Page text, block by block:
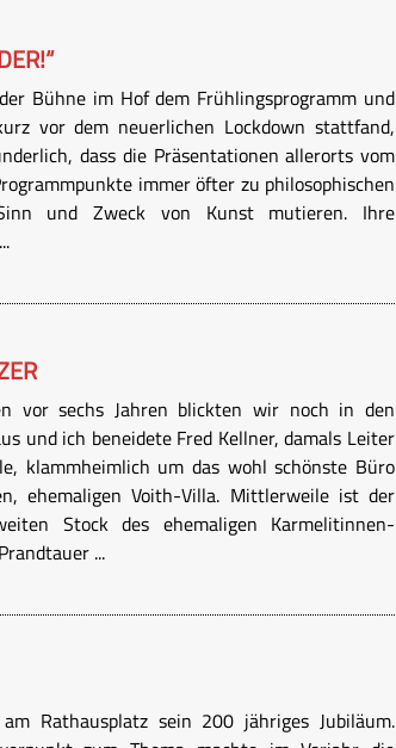
Bühne im Hof dem Frühlingsprogramm und
vor dem neuerlichen Lockdown stattfand,
dass die Präsentationen allerorts vom
immer öfter zu philosophischen
und Zweck von Kunst mutieren. Ihre
vor sechs Jahren blickten wir noch in den
und ich beneidete Fred Kellner, damals Leiter
klammheimlich um das wohl schönste Büro
ehemaligen Voith-Villa. Mittlerweile ist der
Stock des ehemaligen Karmelitinnen-
...
Rathausplatz sein 200 jähriges Jubiläum.